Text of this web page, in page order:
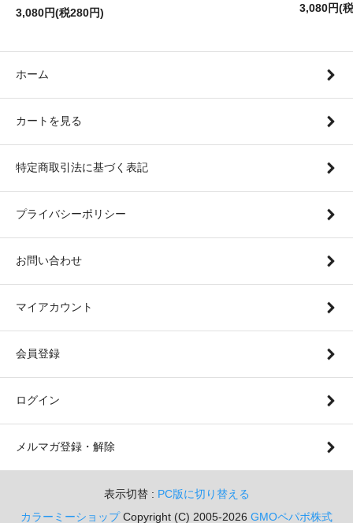
3,080円(税280円) 3,080円(
ホーム
カートを見る
特定商取引法に基づく表記
プライバシーポリシー
お問い合わせ
マイアカウント
会員登録
ログイン
メルマガ登録・解除
表示切替 : PC版に切り替える
カラーミーショップCopyright (C) 2005-2026 GMOペパボ株式